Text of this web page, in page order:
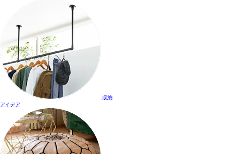
収納
アイデア